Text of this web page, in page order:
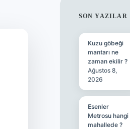
SON YAZILAR
Kuzu göbeği
mantarı ne
zaman ekilir ?
Ağustos 8,
2026
Esenler
Metrosu hangi
mahallede ?